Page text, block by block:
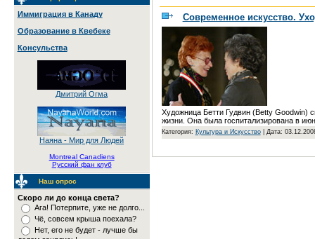
Иммиграция в Канаду
Образование в Квебеке
Консульства
Дмитрий Огма
Наяна - Мир для Людей
Montreal Canadiens
Русский фан клуб
Наш опрос
Скоро ли до конца света?
Ага! Потерпите, уже не долго...
Чё, совсем крыша поехала?
Нет, его не будет - лучше бы
Современное искусство.
Художница Бетти Гудвин (Betty Goodwin)
жизни. Она была госпитализирована в
Категория: Культура и Искусство| Дата: